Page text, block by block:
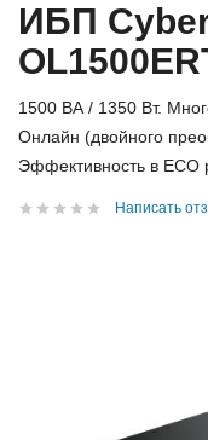
ИБП
1500 ВА / 1350 Вт.
Онлайн (двойного
Эффективность в ECO
Написать